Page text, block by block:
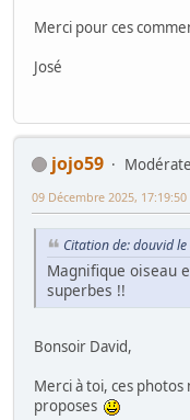
Merci pour ces
José
jojo59
09 Décembre 2025, 17:19:50
Citation de: douvid
Magnifique oiseau
superbes !!
Bonsoir David,
Merci à toi, ces
proposes